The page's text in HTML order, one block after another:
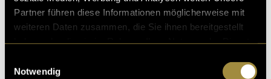
Partner führen diese Informationen möglicherweise mit
weiteren Daten zusammen, die Sie ihnen bereitgestellt
Notwendig